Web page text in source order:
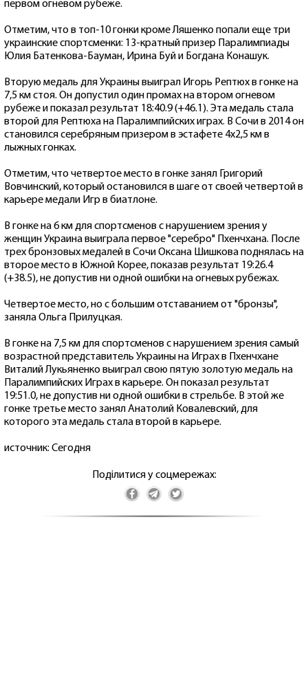
первом огневом рубеже.
Отметим, что в топ-10 гонки кроме Ляшенко попали еще три
украинские спортсменки: 13-кратный призер Паралимпиады
Юлия Батенкова-Бауман, Ирина Буй и Богдана Конашук.
Вторую медаль для Украины выиграл Игорь Рептюх в гонке на
7,5 км стоя. Он допустил один промах на втором огневом
рубеже и показал результат 18:40.9 (+46.1). Эта медаль стала
второй для Рептюха на Паралимпийских играх. В Сочи в 2014 он
становился серебряным призером в эстафете 4х2,5 км в
лыжных гонках.
Отметим, что четвертое место в гонке занял Григорий
Вовчинский, который остановился в шаге от своей четвертой в
карьере медали Игр в биатлоне.
В гонке на 6 км для спортсменов с нарушением зрения у
женщин Украина выиграла первое "серебро" Пхенчхана. После
трех бронзовых медалей в Сочи Оксана Шишкова поднялась на
второе место в Южной Корее, показав результат 19:26.4
(+38.5), не допустив ни одной ошибки на огневых рубежах.
Четвертое место, но с большим отставанием от "бронзы",
заняла Ольга Прилуцкая.
В гонке на 7,5 км для спортсменов с нарушением зрения самый
возрастной представитель Украины на Играх в Пхенчхане
Виталий Лукьяненко выиграл свою пятую золотую медаль на
Паралимпийских Играх в карьере. Он показал результат
19:51.0, не допустив ни одной ошибки в стрельбе. В этой же
гонке третье место занял Анатолий Ковалевский, для
которого эта медаль стала второй в карьере.
источник: Сегодня
Поділитися у соцмережах: